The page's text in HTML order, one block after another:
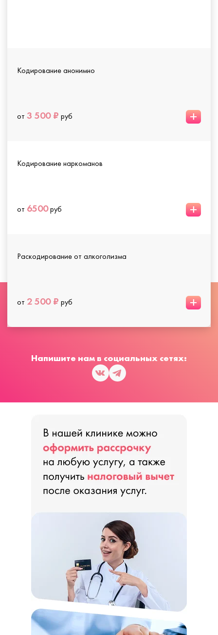
Кодирование анонимно
от 3 500 ₽ руб +
Кодирование наркоманов
от 6500руб +
Раскодирование от алкоголизма
от 2 500 ₽ руб +
Напишите нам в социальных сетях: